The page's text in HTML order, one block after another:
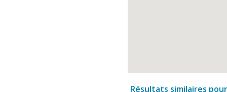
Résultats similaires